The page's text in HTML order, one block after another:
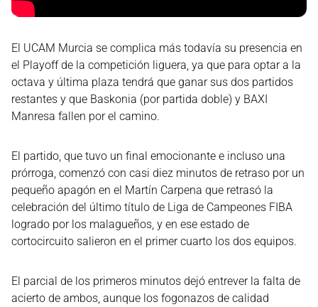
El UCAM Murcia se complica más todavía su presencia en
el Playoff de la competición liguera, ya que para optar a la
octava y última plaza tendrá que ganar sus dos partidos
restantes y que Baskonia (por partida doble) y BAXI
Manresa fallen por el camino.
El partido, que tuvo un final emocionante e incluso una
prórroga, comenzó con casi diez minutos de retraso por un
pequeño apagón en el Martín Carpena que retrasó la
celebración del último título de Liga de Campeones FIBA
logrado por los malagueños, y en ese estado de
cortocircuito salieron en el primer cuarto los dos equipos.
El parcial de los primeros minutos dejó entrever la falta de
acierto de ambos, aunque los fogonazos de calidad